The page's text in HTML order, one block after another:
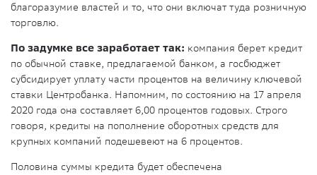
благоразумие властей и то, что они включат туда розничную
торговлю.
По задумке все заработает так: компания берет кредит
по обычной ставке, предлагаемой банком, а госбюджет
субсидирует уплату части процентов на величину ключевой
ставки Центробанка. Напомним, по состоянию на 17 апреля
2020 года она составляет 6,00 процентов годовых. Строго
говоря, кредиты на пополнение оборотных средств для
крупных компаний подешевеют на 6 процентов.
Половина суммы кредита будет обеспечена